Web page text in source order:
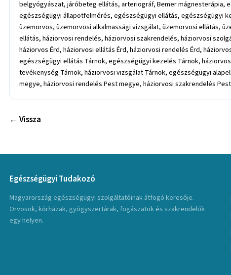
belgyógyászat, járóbeteg ellátás, arteriográf, Bemer mágnesterápia,
egészségügyi állapotfelmérés, egészségügyi ellátás, egészségügyi
üzemorvos, üzemorvosi alkalmassági vizsgálat, üzemorvosi ellátás,
ellátás, háziorvosi rendelés, háziorvosi szakrendelés, háziorvosi
háziorvos Érd, háziorvosi ellátás Érd, háziorvosi rendelés Érd,
egészségügyi ellátás Tárnok, egészségügyi kezelés Tárnok,
tevékenység Tárnok, háziorvosi vizsgálat Tárnok, egészségügyi
megye, háziorvosi rendelés Pest megye, háziorvosi szakrendelés
← Vissza
Egészségügyi Tudakozó
Magyarország egészségügyi szolgáltatóinak átfogó keresője.
Orvosok, kórházak, gyógyszertárak, fogászatok és szakrendelők
egy helyen.